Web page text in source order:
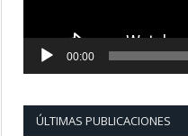
00:00
ÚLTIMAS PUBLICACIONES